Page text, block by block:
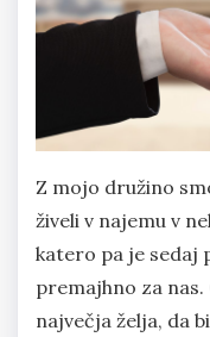
Z mojo družino
živeli v najemu v
katero pa je sedaj
premajhno za nas.
največja želja, da